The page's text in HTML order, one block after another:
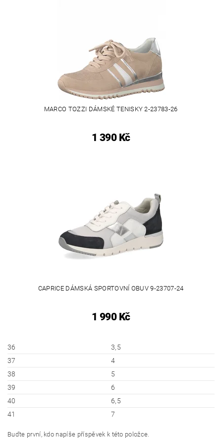
MARCO TOZZI DÁMSKÉ TENISKY 2-23783-26
1 390 Kč
CAPRICE DÁMSKÁ SPORTOVNÍ OBUV 9-23707-24
1 990 Kč
36
3,5
37
4
38
5
39
6
40
6,5
41
7
Buďte první, kdo napíše příspěvek k této položce.